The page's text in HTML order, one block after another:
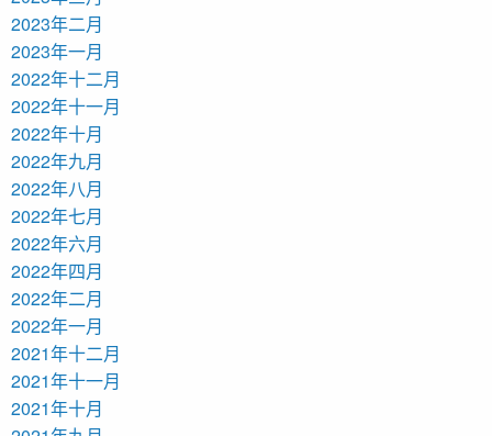
2023年二月
2023年一月
2022年十二月
2022年十一月
2022年十月
2022年九月
2022年八月
2022年七月
2022年六月
2022年四月
2022年二月
2022年一月
2021年十二月
2021年十一月
2021年十月